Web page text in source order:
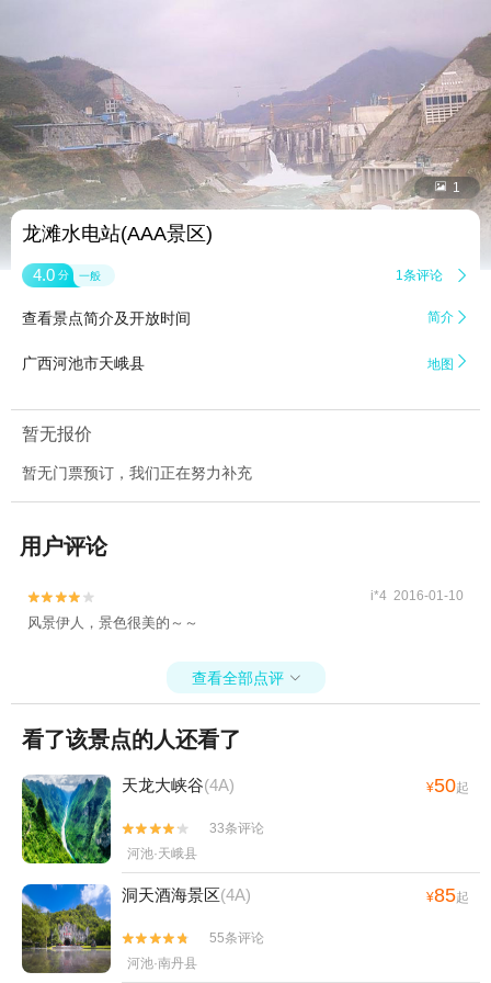
 1
龙滩水电站(AAA景区)
4.0 分 一般 1条评论 
查看景点简介及开放时间 简介 
广西河池市天峨县 地图 
暂无报价
暂无门票预订，我们正在努力补充
用户评论

 i*4 2016-01-10
风景伊人，景色很美的～～
查看全部点评 
看了该景点的人还看了
天龙大峡谷(4A) ¥50起


33条评论
河池·天峨县
洞天酒海景区(4A) ¥85起


55条评论
河池·南丹县